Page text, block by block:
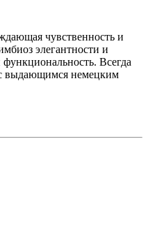
чувственность и
элегантности и
Всегда
выдающимся немецким